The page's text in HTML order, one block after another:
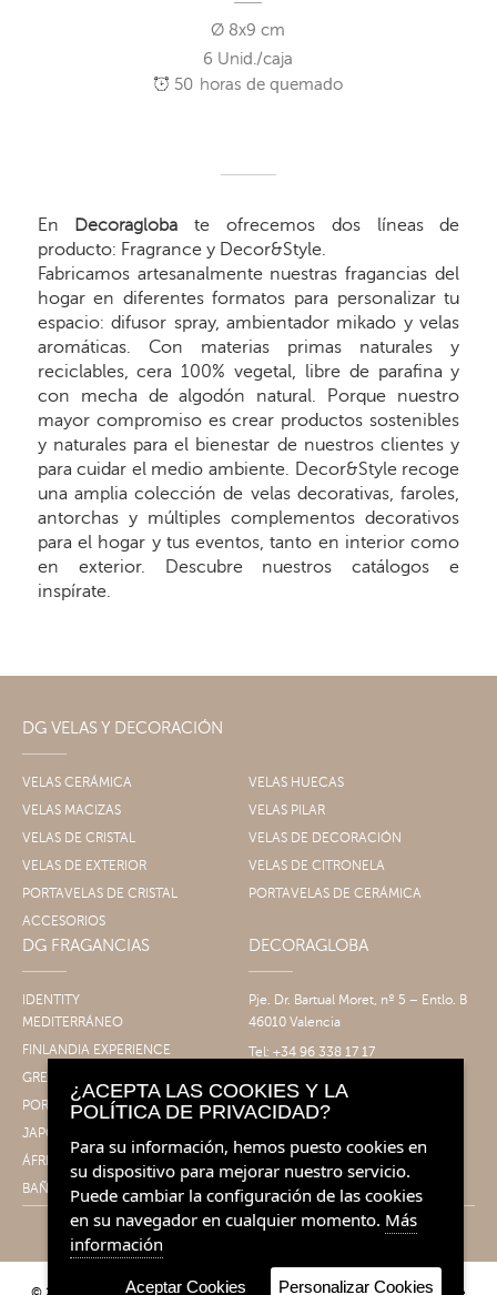
Ø 8x9 cm
6 Unid./caja
50 horas de quemado
En Decoragloba te ofrecemos dos líneas de
producto: Fragrance y Decor&Style.
Fabricamos artesanalmente nuestras fragancias del
hogar en diferentes formatos para personalizar tu
espacio: difusor spray, ambientador mikado y velas
aromáticas. Con materias primas naturales y
reciclables, cera 100% vegetal, libre de parafina y
con mecha de algodón natural. Porque nuestro
mayor compromiso es crear productos sostenibles
y naturales para el bienestar de nuestros clientes y
para cuidar el medio ambiente. Decor&Style recoge
una amplia colección de velas decorativas, faroles,
antorchas y múltiples complementos decorativos
para el hogar y tus eventos, tanto en interior como
en exterior. Descubre nuestros catálogos e
inspírate.
DG VELAS Y DECORACIÓN
VELAS CERÁMICA
VELAS HUECAS
VELAS MACIZAS
VELAS PILAR
VELAS DE CRISTAL
VELAS DE DECORACIÓN
VELAS DE EXTERIOR
VELAS DE CITRONELA
PORTAVELAS DE CRISTAL
PORTAVELAS DE CERÁMICA
ACCESORIOS
DG FRAGANCIAS
IDENTITY
MEDITERRÁNEO
FINLANDIA EXPERIENCE
GRECIA EXPERIENCE
PORTUGAL EXPERIENCE
JAPÓN EXPERIENCE
ÁFRICA EXPERIENCE
BAÑO&CUERPO
DECORAGLOBA
Pje. Dr. Bartual Moret, nº 5 – Entlo. B
46010 Valencia
Tel: +34 96 338 17 17
info@decoragloba.com
¿ACEPTA LAS COOKIES Y LA
POLÍTICA DE PRIVACIDAD?
Para su información, hemos puesto cookies en
su dispositivo para mejorar nuestro servicio.
Puede cambiar la configuración de las cookies
en su navegador en cualquier momento. Más
información
Aceptar Cookies Personalizar Cookies